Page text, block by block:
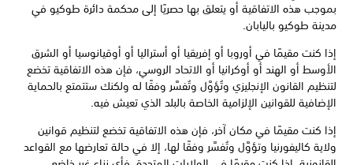
بموجب هذه الاتفاقية أو يتعلق بها حصريًا إلى محكمة دائرة طوكيو في
مدينة طوكيو باليابان.
إذا كنت مقيمًا في أوروبا أو إفريقيا أو أستراليا أو أوقيانوسيا أو الشرق
الأوسط أو الهند أو أوكرانيا أو الاتحاد الروسي، فإن هذه الاتفاقية تخضع
لتنظيم القانون الإنجليزي وتُؤوَّل وتُفسَّر وفقًا له ولكنك ستتمتع بالحماية
الإضافية للقوانين الإلزامية الخاصة بالبلد الذي تعيش فيه.
إذا كنت مقيمًا في مكان آخر، فإن هذه الاتفاقية تخضع لتنظيم قوانين
ولاية كاليفورنيا وتؤوَّل وتُفسَّر وفقًا لها، إلا في حالة تعارضها مع القواعد